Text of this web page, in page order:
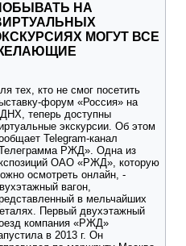
НА
МОГУТ ВСЕ
тех, кто не смог посетить
форум «Россия» на
теперь доступны
экскурсии. Об этом
Telegram-канал
РЖД». Одна из
ОАО «РЖД», которую
осмотреть онлайн, -
вагон,
в мельчайших
Первый двухэтажный
компания «РЖД»
в 2013 г. Он